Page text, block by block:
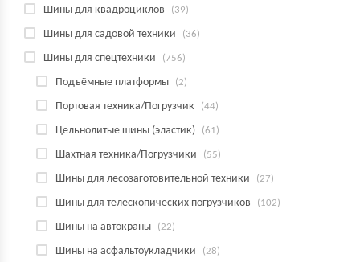
Шины для квадроциклов (39)
Шины для садовой техники (36)
Шины для спецтехники (756)
Подъёмные платформы (2)
Портовая техника/Погрузчик (44)
Цельнолитые шины (эластик) (61)
Шахтная техника/Погрузчики (55)
Шины для лесозаготовительной техники (27)
Шины для телескопических погрузчиков (102)
Шины на автокраны (22)
Шины на асфальтоукладчики (28)